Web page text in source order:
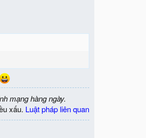
mạng hàng ngày.
xấu. Luật pháp liên quan